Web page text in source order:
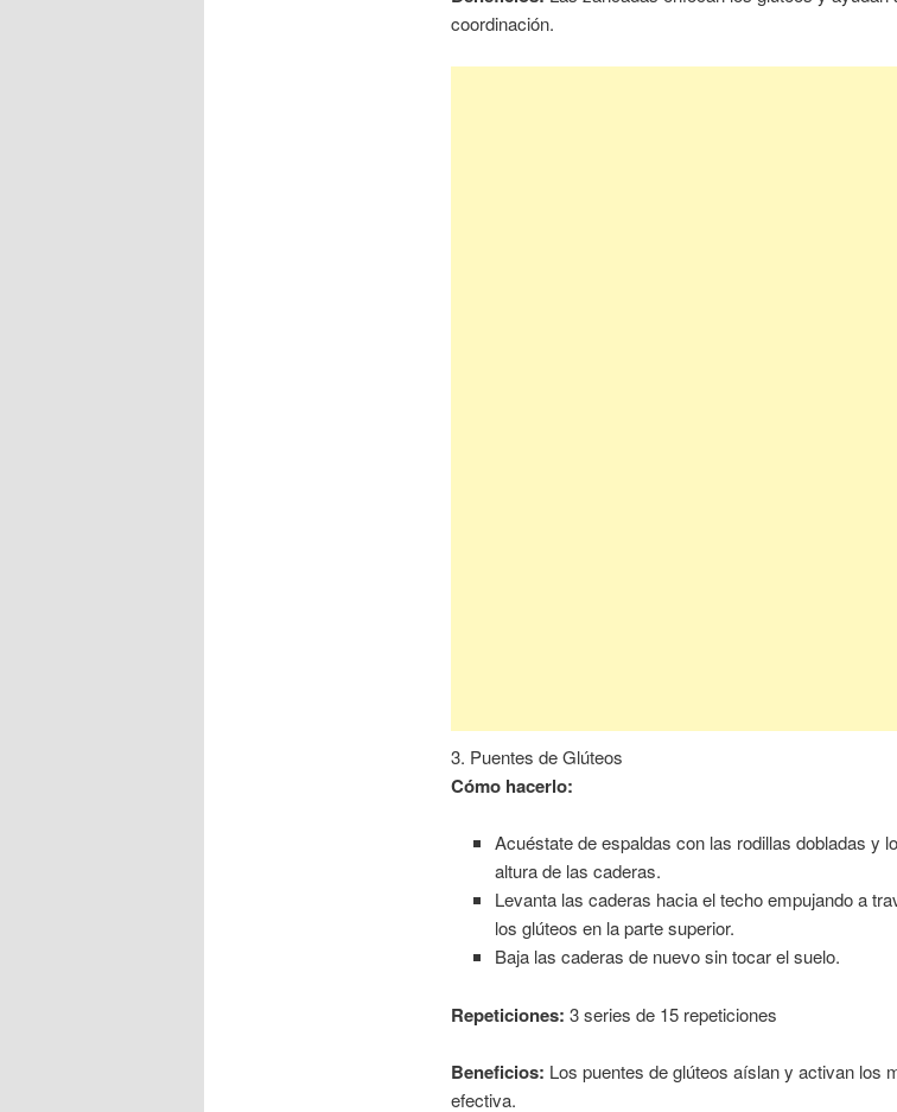
coordinación.
3. Puentes de Glúteos
Cómo hacerlo:
Acuéstate de espaldas con las rodillas dobladas y
altura de las caderas.
Levanta las caderas hacia el techo empujando a
los glúteos en la parte superior.
Baja las caderas de nuevo sin tocar el suelo.
Repeticiones: 3 series de 15 repeticiones
Beneficios: Los puentes de glúteos aíslan y activan los
efectiva.